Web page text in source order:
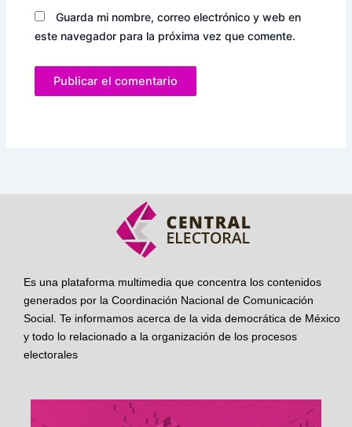
Guarda mi nombre, correo electrónico y web en
este navegador para la próxima vez que comente.
Es una plataforma multimedia que concentra los contenidos
generados por la Coordinación Nacional de Comunicación
Social. Te informamos acerca de la vida democrática de México
y todo lo relacionado a la organización de los procesos
electorales